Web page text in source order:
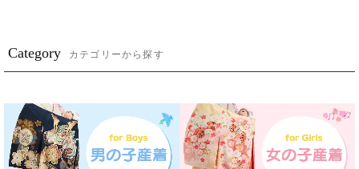
Category カテゴリーから探す